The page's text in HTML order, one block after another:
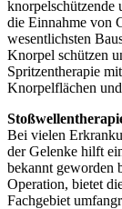
knorpelschützende
die Einnahme von
wesentlichsten
Knorpel schützen
Spritzentherapie
Knorpelflächen
Bei vielen
der Gelenke hilft
bekannt geworden
Operation, bietet
Fachgebiet